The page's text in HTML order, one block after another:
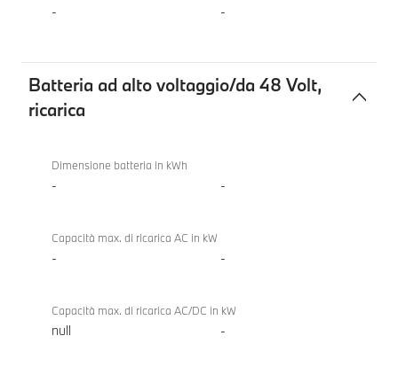
- -
Batteria ad alto voltaggio/da 48 Volt,
ricarica
Volt,
ricarica
Competition
M xDrive
Dimensione batteria in kWh
- -
Capacità max. di ricarica AC in kW
- -
Capacità max. di ricarica AC/DC in kW
null -